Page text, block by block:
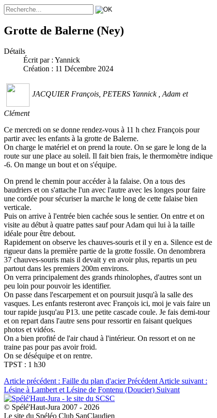
Grotte de Balerne (Ney)
Détails
Écrit par : Yannick
Création : 11 Décembre 2024
JACQUIER François, PETERS Yannick , Adam et
Clément
Ce mercredi on se donne rendez-vous à 11 h chez François pour
partir avec les enfants à la grotte de Balerne.
On charge le matériel et on prend la route. On se gare le long de la
route sur une place au soleil. Il fait bien frais, le thermomètre indique
-6. On mange un bout et on s'équipe.
On prend le chemin pour accéder à la falaise. On a tous des
baudriers et on s'attache l'un avec l'autre avec les longes pour faire
une cordée pour sécuriser la marche le long de cette falaise bien
verticale.
Puis on arrive à l'entrée bien cachée sous le sentier. On entre et on
visite au début à quatre pattes sauf pour Adam qui lui à la taille
idéale pour être debout.
Rapidement on observe les chauves-souris et il y en a. Silence est de
rigueur dans la première partie de la grotte fossile. On denombrera
37 chauves-souris mais il devait y en avoir plus, repartis un peu
partout dans les premiers 200m environs.
On verra principalement des grands rhinolophes, d'autres sont un
peu loin pour pouvoir les identifier.
On passe dans l'escarpement et on poursuit jusqu'à la salle des
vasques. Les enfants resteront avec François ici, moi je vais faire un
tour rapide jusqu'au P13. une petite cascade coule. Je fais demi-tour
et on repart dans l'autre sens pour ressortir en faisant quelques
photos et vidéos.
On a bien profité de l'air chaud à l'intérieur. On ressort et on ne
traine pas pour pas avoir froid.
On se déséquipe et on rentre.
TPST : 1 h30
Article précédent : Faille du plan d'acierPrécédent Article suivant :
Lésine à Lambert et Lésine de Fontenu (Doucier) Suivant
© Spélé'Haut-Jura 2007 - 2026
Le site du Spéléo Club SanClaudien